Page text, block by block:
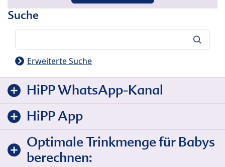
Suche
Erweiterte Suche
HiPP WhatsApp-Kanal
HiPP App
Optimale Trinkmenge für Babys
berechnen: